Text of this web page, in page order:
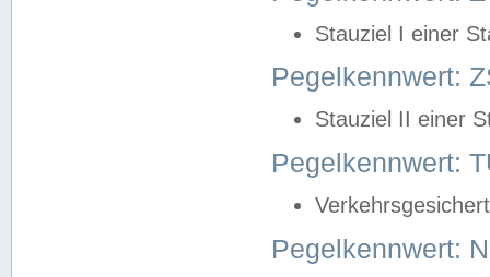
Stauziel I einer
Pegelkennwert:
Stauziel II einer
Pegelkennwert:
Pegelkennwert: